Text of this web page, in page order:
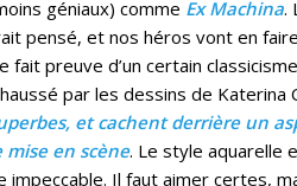
géniaux) comme Ex Machina.
pensé, et nos héros vont en
fait preuve d’un certain
par les dessins de Katerina
et cachent derrière un
mise en scène. Le style aquarelle
impeccable. Il faut aimer certes,